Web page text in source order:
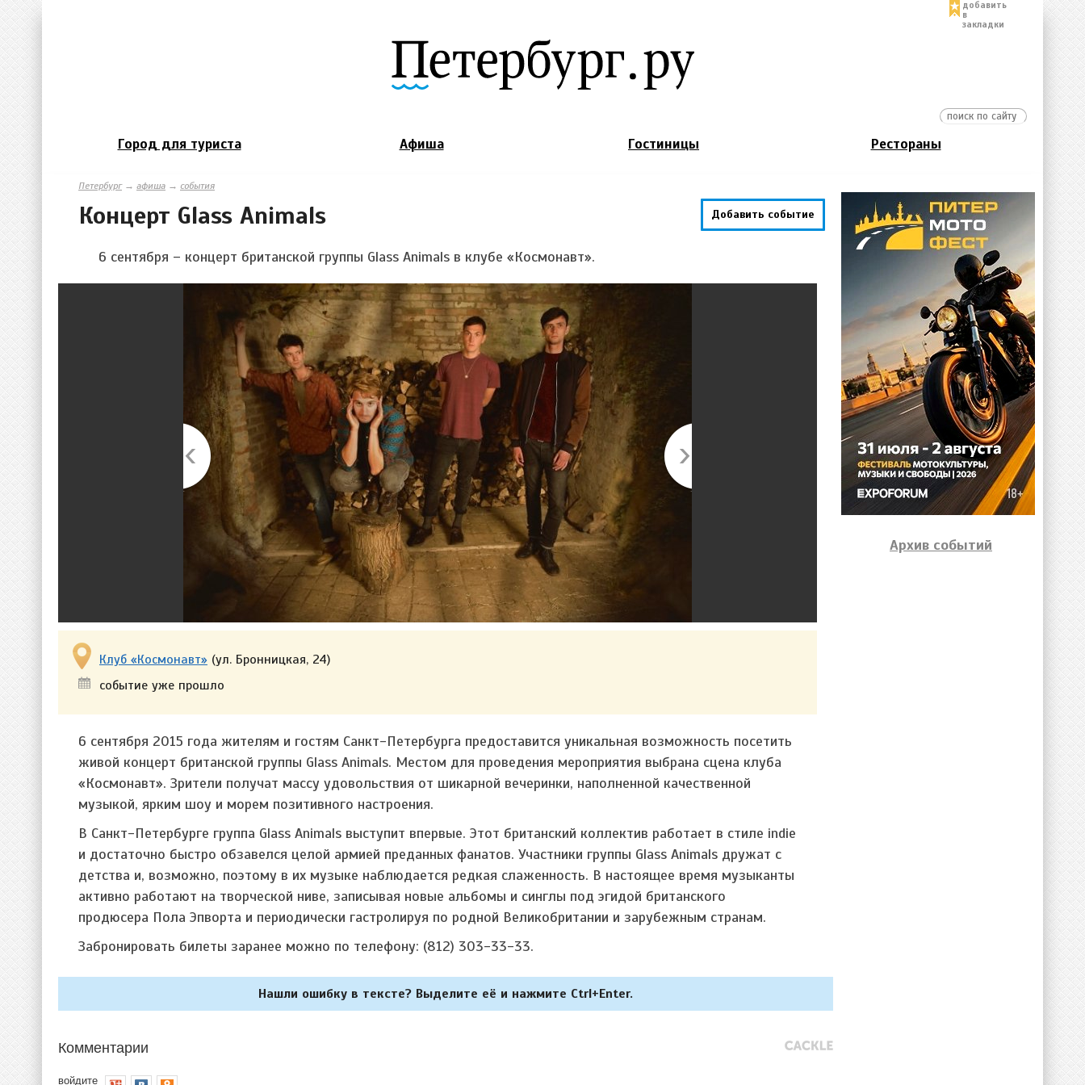
добавить
в
закладки
Город для туриста Афиша Гостиницы Рестораны
Петербург→ афиша → события
Добавить событие
Концерт Glass Animals
6 сентября – концерт британской группы Glass Animals в клубе «Космонавт».
Клуб «Космонавт» (ул. Бронницкая, 24)
событие уже прошло
6 сентября 2015 года жителям и гостям Санкт-Петербурга предоставится уникальная возможность посетить
живой концерт британской группы Glass Animals. Местом для проведения мероприятия выбрана сцена клуба
«Космонавт». Зрители получат массу удовольствия от шикарной вечеринки, наполненной качественной
музыкой, ярким шоу и морем позитивного настроения.
В Санкт-Петербурге группа Glass Animals выступит впервые. Этот британский коллектив работает в стиле indie
и достаточно быстро обзавелся целой армией преданных фанатов. Участники группы Glass Animals дружат с
детства и, возможно, поэтому в их музыке наблюдается редкая слаженность. В настоящее время музыканты
активно работают на творческой ниве, записывая новые альбомы и синглы под эгидой британского
продюсера Пола Эпворта и периодически гастролируя по родной Великобритании и зарубежным странам.
Забронировать билеты заранее можно по телефону: (812) 303-33-33.
Нашли ошибку в тексте? Выделите её и нажмите Ctrl+Enter.
Комментарии
войдите
Архив событий